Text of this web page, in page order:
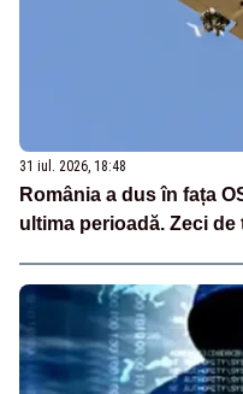
31 iul. 2026, 18:48
România a dus în fața
ultima perioadă. Zeci